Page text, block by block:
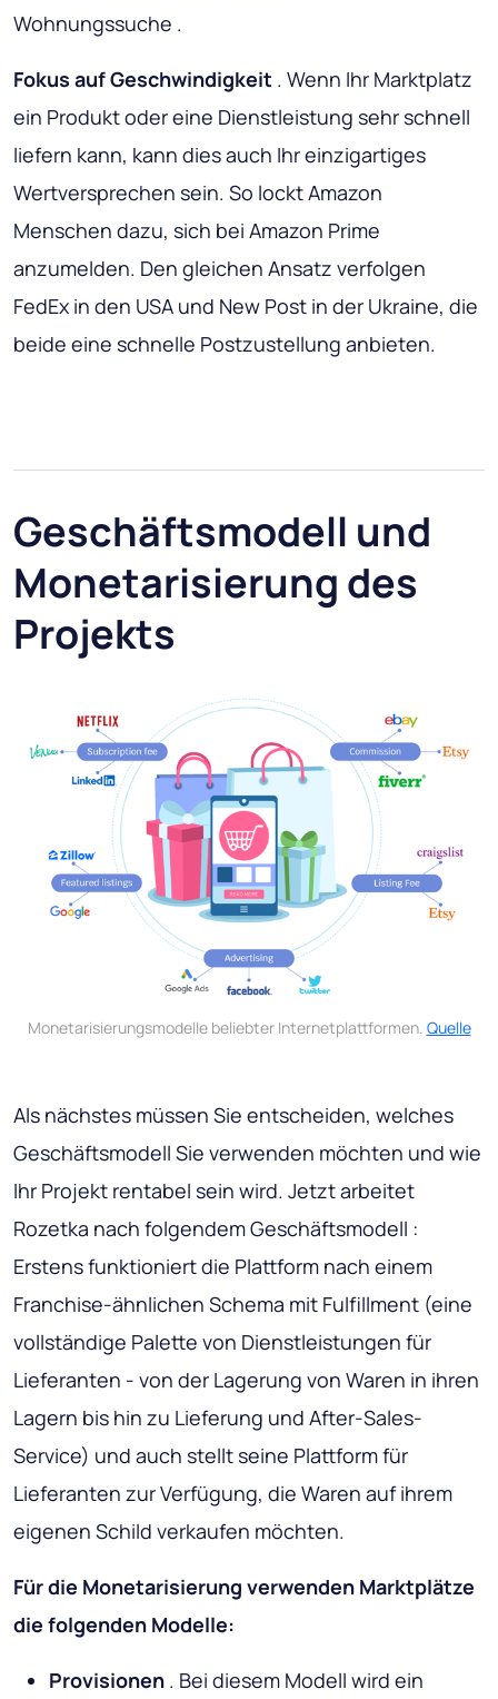
Wohnungssuche .
Fokus auf Geschwindigkeit . Wenn Ihr Marktplatz
ein Produkt oder eine Dienstleistung sehr schnell
liefern kann, kann dies auch Ihr einzigartiges
Wertversprechen sein. So lockt Amazon
Menschen dazu, sich bei Amazon Prime
anzumelden. Den gleichen Ansatz verfolgen
FedEx in den USA und New Post in der Ukraine, die
beide eine schnelle Postzustellung anbieten.
Geschäftsmodell und
Monetarisierung des
Projekts
Monetarisierungsmodelle beliebter Internetplattformen. Quelle
Als nächstes müssen Sie entscheiden, welches
Geschäftsmodell Sie verwenden möchten und wie
Ihr Projekt rentabel sein wird. Jetzt arbeitet
Rozetka nach folgendem Geschäftsmodell :
Erstens funktioniert die Plattform nach einem
Franchise-ähnlichen Schema mit Fulfillment (eine
vollständige Palette von Dienstleistungen für
Lieferanten - von der Lagerung von Waren in ihren
Lagern bis hin zu Lieferung und After-Sales-
Service) und auch stellt seine Plattform für
Lieferanten zur Verfügung, die Waren auf ihrem
eigenen Schild verkaufen möchten.
Für die Monetarisierung verwenden Marktplätze
die folgenden Modelle:
Provisionen . Bei diesem Modell wird ein